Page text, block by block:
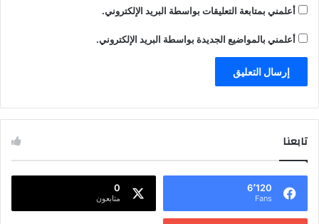
أعلمني بمتابعة التعليقات بواسطة البريد الإلكتروني.
أعلمني بالمواضيع الجديدة بواسطة البريد الإلكتروني.
تابعنا
6٬120
Fans
0
متابعون